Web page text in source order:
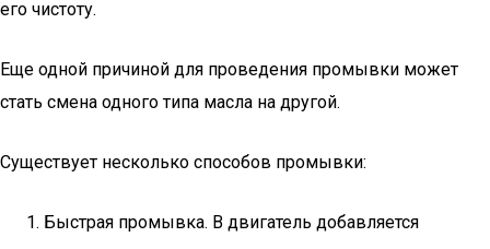
его чистоту.
Еще одной причиной для проведения промывки может
стать смена одного типа масла на другой.
Существует несколько способов промывки:
Быстрая промывка. В двигатель добавляется